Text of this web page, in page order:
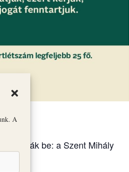
A
mutatják be: a Szent Mihály